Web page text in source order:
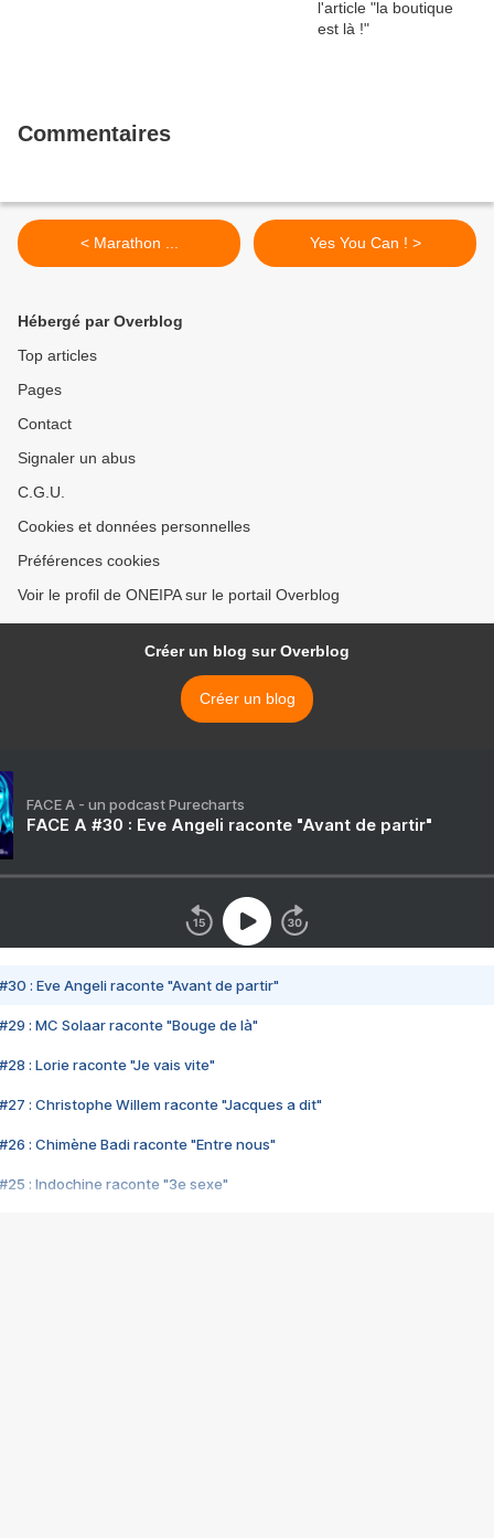
Commentaires
< Marathon ... Yes You Can ! >
Hébergé par Overblog
Top articles
Pages
Contact
Signaler un abus
C.G.U.
Cookies et données personnelles
Préférences cookies
Voir le profil de ONEIPA sur le portail Overblog
Créer un blog sur Overblog
Créer un blog
FACE A - un podcast Purecharts
FACE A #30 : Eve Angeli raconte "Avant de partir"
#30 : Eve Angeli raconte "Avant de partir"
#29 : MC Solaar raconte "Bouge de là"
#28 : Lorie raconte "Je vais vite"
#27 : Christophe Willem raconte "Jacques a dit"
#26 : Chimène Badi raconte "Entre nous"
#25 : Indochine raconte "3e sexe"